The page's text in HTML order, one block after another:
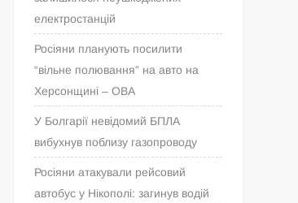
електростанцій
Росіяни планують посилити
“вільне полювання” на авто на
Херсонщині – ОВА
У Болгарії невідомий БПЛА
вибухнув поблизу газопроводу
Росіяни атакували рейсовий
автобус у Нікополі: загинув водій